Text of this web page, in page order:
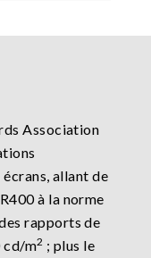
Association
allant de
à la norme
rapports de
cd/m2 ; plus le